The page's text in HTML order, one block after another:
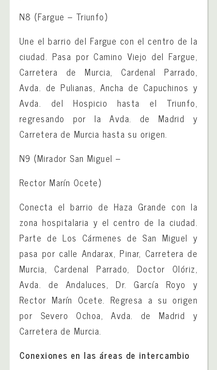
N8 (Fargue – Triunfo)
Une el barrio del Fargue con el centro de la
ciudad. Pasa por Camino Viejo del Fargue,
Carretera de Murcia, Cardenal Parrado,
Avda. de Pulianas, Ancha de Capuchinos y
Avda. del Hospicio hasta el Triunfo,
regresando por la Avda. de Madrid y
Carretera de Murcia hasta su origen.
N9 (Mirador San Miguel –
Rector Marín Ocete)
Conecta el barrio de Haza Grande con la
zona hospitalaria y el centro de la ciudad.
Parte de Los Cármenes de San Miguel y
pasa por calle Andarax, Pinar, Carretera de
Murcia, Cardenal Parrado, Doctor Olóriz,
Avda. de Andaluces, Dr. García Royo y
Rector Marín Ocete. Regresa a su origen
por Severo Ochoa, Avda. de Madrid y
Carretera de Murcia.
Conexiones en las áreas de intercambio